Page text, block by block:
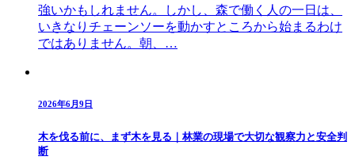
強いかもしれません。しかし、森で働く人の一日は、
いきなりチェーンソーを動かすところから始まるわけ
ではありません。朝、…
2026年6月9日
木を伐る前に、まず木を見る｜林業の現場で大切な観察力と安全判
断